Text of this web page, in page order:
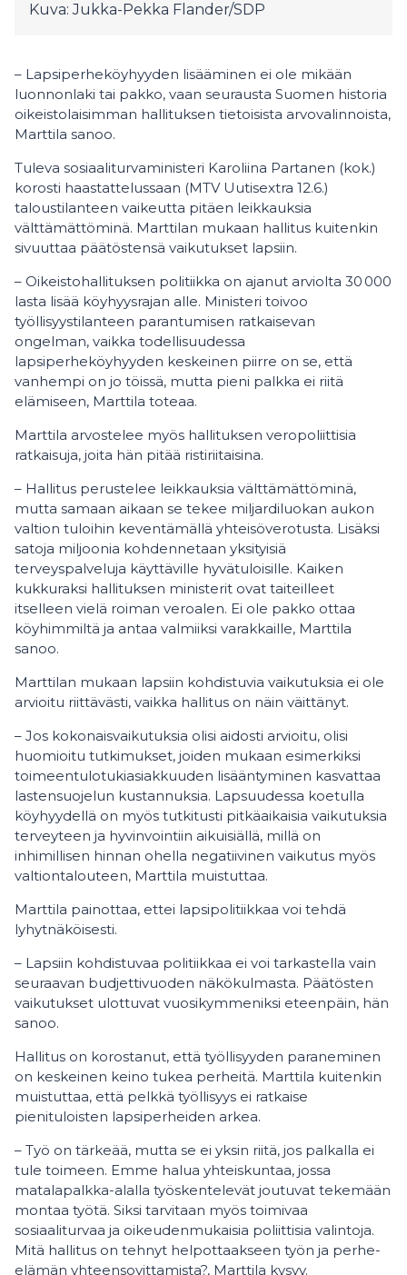
Kuva: Jukka-Pekka Flander/SDP
– Lapsiperheköyhyyden lisääminen ei ole mikään
luonnonlaki tai pakko, vaan seurausta Suomen historia
oikeistolaisimman hallituksen tietoisista arvovalinnoista,
Marttila sanoo.
Tuleva sosiaaliturvaministeri Karoliina Partanen (kok.)
korosti haastattelussaan (MTV Uutisextra 12.6.)
taloustilanteen vaikeutta pitäen leikkauksia
välttämättöminä. Marttilan mukaan hallitus kuitenkin
sivuuttaa päätöstensä vaikutukset lapsiin.
– Oikeistohallituksen politiikka on ajanut arviolta 30 000
lasta lisää köyhyysrajan alle. Ministeri toivoo
työllisyystilanteen parantumisen ratkaisevan
ongelman, vaikka todellisuudessa
lapsiperheköyhyyden keskeinen piirre on se, että
vanhempi on jo töissä, mutta pieni palkka ei riitä
elämiseen, Marttila toteaa.
Marttila arvostelee myös hallituksen veropoliittisia
ratkaisuja, joita hän pitää ristiriitaisina.
– Hallitus perustelee leikkauksia välttämättöminä,
mutta samaan aikaan se tekee miljardiluokan aukon
valtion tuloihin keventämällä yhteisöverotusta. Lisäksi
satoja miljoonia kohdennetaan yksityisiä
terveyspalveluja käyttäville hyvätuloisille. Kaiken
kukkuraksi hallituksen ministerit ovat taiteilleet
itselleen vielä roiman veroalen. Ei ole pakko ottaa
köyhimmiltä ja antaa valmiiksi varakkaille, Marttila
sanoo.
Marttilan mukaan lapsiin kohdistuvia vaikutuksia ei ole
arvioitu riittävästi, vaikka hallitus on näin väittänyt.
– Jos kokonaisvaikutuksia olisi aidosti arvioitu, olisi
huomioitu tutkimukset, joiden mukaan esimerkiksi
toimeentulotukiasiakkuuden lisääntyminen kasvattaa
lastensuojelun kustannuksia. Lapsuudessa koetulla
köyhyydellä on myös tutkitusti pitkäaikaisia vaikutuksia
terveyteen ja hyvinvointiin aikuisiällä, millä on
inhimillisen hinnan ohella negatiivinen vaikutus myös
valtiontalouteen, Marttila muistuttaa.
Marttila painottaa, ettei lapsipolitiikkaa voi tehdä
lyhytnäköisesti.
– Lapsiin kohdistuvaa politiikkaa ei voi tarkastella vain
seuraavan budjettivuoden näkökulmasta. Päätösten
vaikutukset ulottuvat vuosikymmeniksi eteenpäin, hän
sanoo.
Hallitus on korostanut, että työllisyyden paraneminen
on keskeinen keino tukea perheitä. Marttila kuitenkin
muistuttaa, että pelkkä työllisyys ei ratkaise
pienituloisten lapsiperheiden arkea.
– Työ on tärkeää, mutta se ei yksin riitä, jos palkalla ei
tule toimeen. Emme halua yhteiskuntaa, jossa
matalapalkka-alalla työskentelevät joutuvat tekemään
montaa työtä. Siksi tarvitaan myös toimivaa
sosiaaliturvaa ja oikeudenmukaisia poliittisia valintoja.
Mitä hallitus on tehnyt helpottaakseen työn ja perhe-
elämän yhteensovittamista?, Marttila kysyy.